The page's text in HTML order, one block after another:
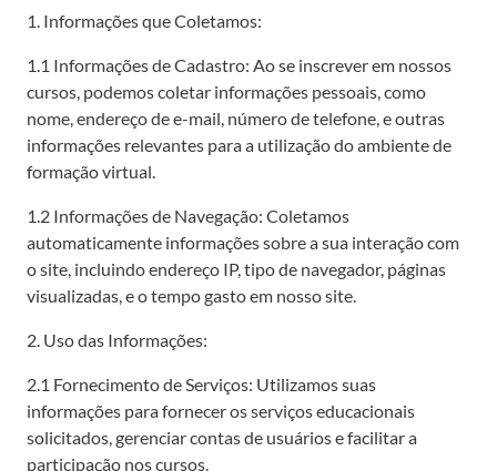
1. Informações que Coletamos:
1.1 Informações de Cadastro: Ao se inscrever em nossos
cursos, podemos coletar informações pessoais, como
nome, endereço de e-mail, número de telefone, e outras
informações relevantes para a utilização do ambiente de
formação virtual.
1.2 Informações de Navegação: Coletamos
automaticamente informações sobre a sua interação com
o site, incluindo endereço IP, tipo de navegador, páginas
visualizadas, e o tempo gasto em nosso site.
2. Uso das Informações:
2.1 Fornecimento de Serviços: Utilizamos suas
informações para fornecer os serviços educacionais
solicitados, gerenciar contas de usuários e facilitar a
participação nos cursos.